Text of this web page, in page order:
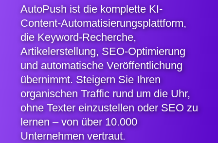
AutoPush ist die komplette KI-
Content-Automatisierungsplattform,
die Keyword-Recherche,
Artikelerstellung, SEO-Optimierung
und automatische Veröffentlichung
übernimmt. Steigern Sie Ihren
organischen Traffic rund um die Uhr,
ohne Texter einzustellen oder SEO zu
lernen – von über 10.000
Unternehmen vertraut.